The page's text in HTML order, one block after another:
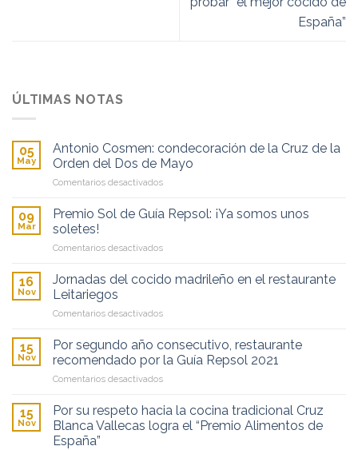
España”
ÚLTIMAS NOTAS
05
May
Antonio Cosmen: condecoración de la Cruz de la
Orden del Dos de Mayo
Comentarios desactivadosen
Cosmen:
condecoración
la
de
del
de
Mayo
09
Mar
Premio Sol de Guía Repsol: ¡Ya somos unos
soletes!
Comentarios desactivadosen
Sol
Repsol:
somos
unos
16
Nov
Jornadas del cocido madrileño en el restaurante
Leitariegos
Comentarios desactivadosen
del
cocido
madrileño
en
restaurante
Leitariegos
15
Nov
Por segundo año consecutivo, restaurante
recomendado por la Guía Repsol 2021
Comentarios desactivadosen
segundo
consecutivo,
15
Nov
Por su respeto hacia la cocina tradicional Cruz
Blanca Vallecas logra el “Premio Alimentos de
España”